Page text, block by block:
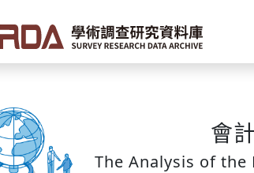
會
The Analysis of